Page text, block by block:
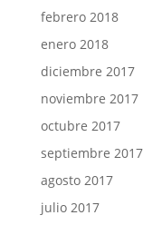
febrero 2018
enero 2018
diciembre 2017
noviembre 2017
octubre 2017
septiembre 2017
agosto 2017
julio 2017